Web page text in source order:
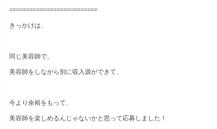
==========================
きっかけは、
同じ美容師で、
美容師をしながら別に収入源ができて、
今より余裕をもって、
美容師を楽しめるんじゃないかと思って応募しました！